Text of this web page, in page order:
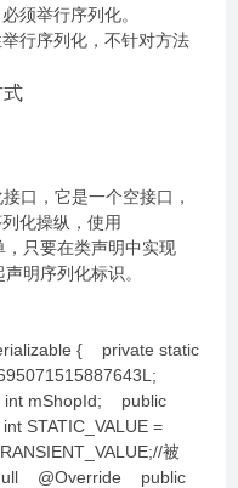
须举行序列化。
行序列化，不针对方法
式
口，它是一个空接口，
化操纵，使用
只要在类声明中实现
明序列化标识。
{ private static
int mShopId; public
STATIC_VALUE =
被
@Override public